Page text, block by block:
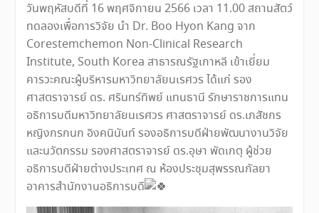
วันพฤหัสบดีที่ 16 พฤศจิกายน 2566 เวลา 11.00 สถานสัตว์
ทดลองเพื่อการวิจัย นำ Dr. Boo Hyon Kang จาก
Corestemchemon Non-Clinical Research
Institute, South Korea สาธารณรัฐเกาหลี เข้าเยี่ยม
คารวะคณะผู้บริหารมหาวิทยาลัยนเรศวร ได้แก่ รอง
ศาสตราจารย์ ดร. ศรินทร์ทิพย์ แทนธานี รักษาราชการแทน
อธิการบดีมหาวิทยาลัยนเรศวร ศาสตราจารย์ ดร.เภสัชกร
หญิงกรกนก อิงคนินันท์ รองอธิการบดีฝ่ายพัฒนางานวิจัย
และนวัตกรรม รองศาสตราจารย์ ดร.อุษา พัดเกตุ ผู้ช่วย
อธิการบดีฝ่ายต่างประเทศ ณ ห้องประชุมสุพรรณกัลยา
อาคารสำนักงานอธิการบดี